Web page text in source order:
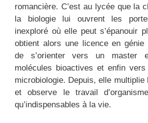
romancière. C’est au lycée que la
la biologie lui ouvrent les
inexploré où elle peut s’épanouir
obtient alors une licence en génie
de s’orienter vers un master
molécules bioactives et enfin
microbiologie. Depuis, elle multiplie
et observe le travail
qu’indispensables à la vie.